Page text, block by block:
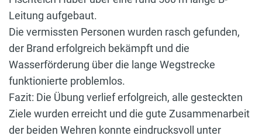
Leitung aufgebaut.
Die vermissten Personen wurden rasch gefunden,
der Brand erfolgreich bekämpft und die
Wasserförderung über die lange Wegstrecke
funktionierte problemlos.
Fazit: Die Übung verlief erfolgreich, alle gesteckten
Ziele wurden erreicht und die gute Zusammenarbeit
der beiden Wehren konnte eindrucksvoll unter